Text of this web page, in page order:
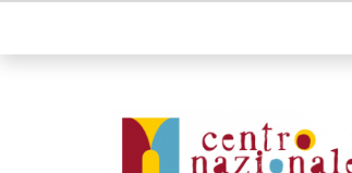
Organismi collegati